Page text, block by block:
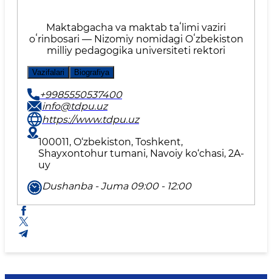
Maktabgacha va maktab taʻlimi vaziri
oʻrinbosari — Nizomiy nomidagi Oʻzbekiston
milliy pedagogika universiteti rektori
Vazifalari Biografiya
+9985550537400
info@tdpu.uz
https://www.tdpu.uz
100011, O‘zbekiston, Toshkent,
Shayxontohur tumani, Navoiy ko‘chasi, 2A-
uy
Dushanba - Juma 09:00 - 12:00